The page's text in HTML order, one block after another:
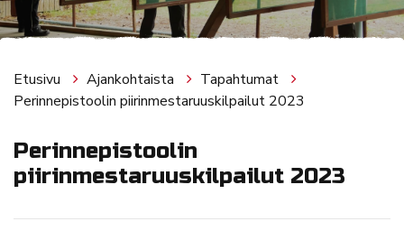
Etusivu Ajankohtaista
Tapahtumat
Perinnepistoolin piirinmestaruuskilpailut 2023
Perinnepistoolin
piirinmestaruuskilpailut 2023